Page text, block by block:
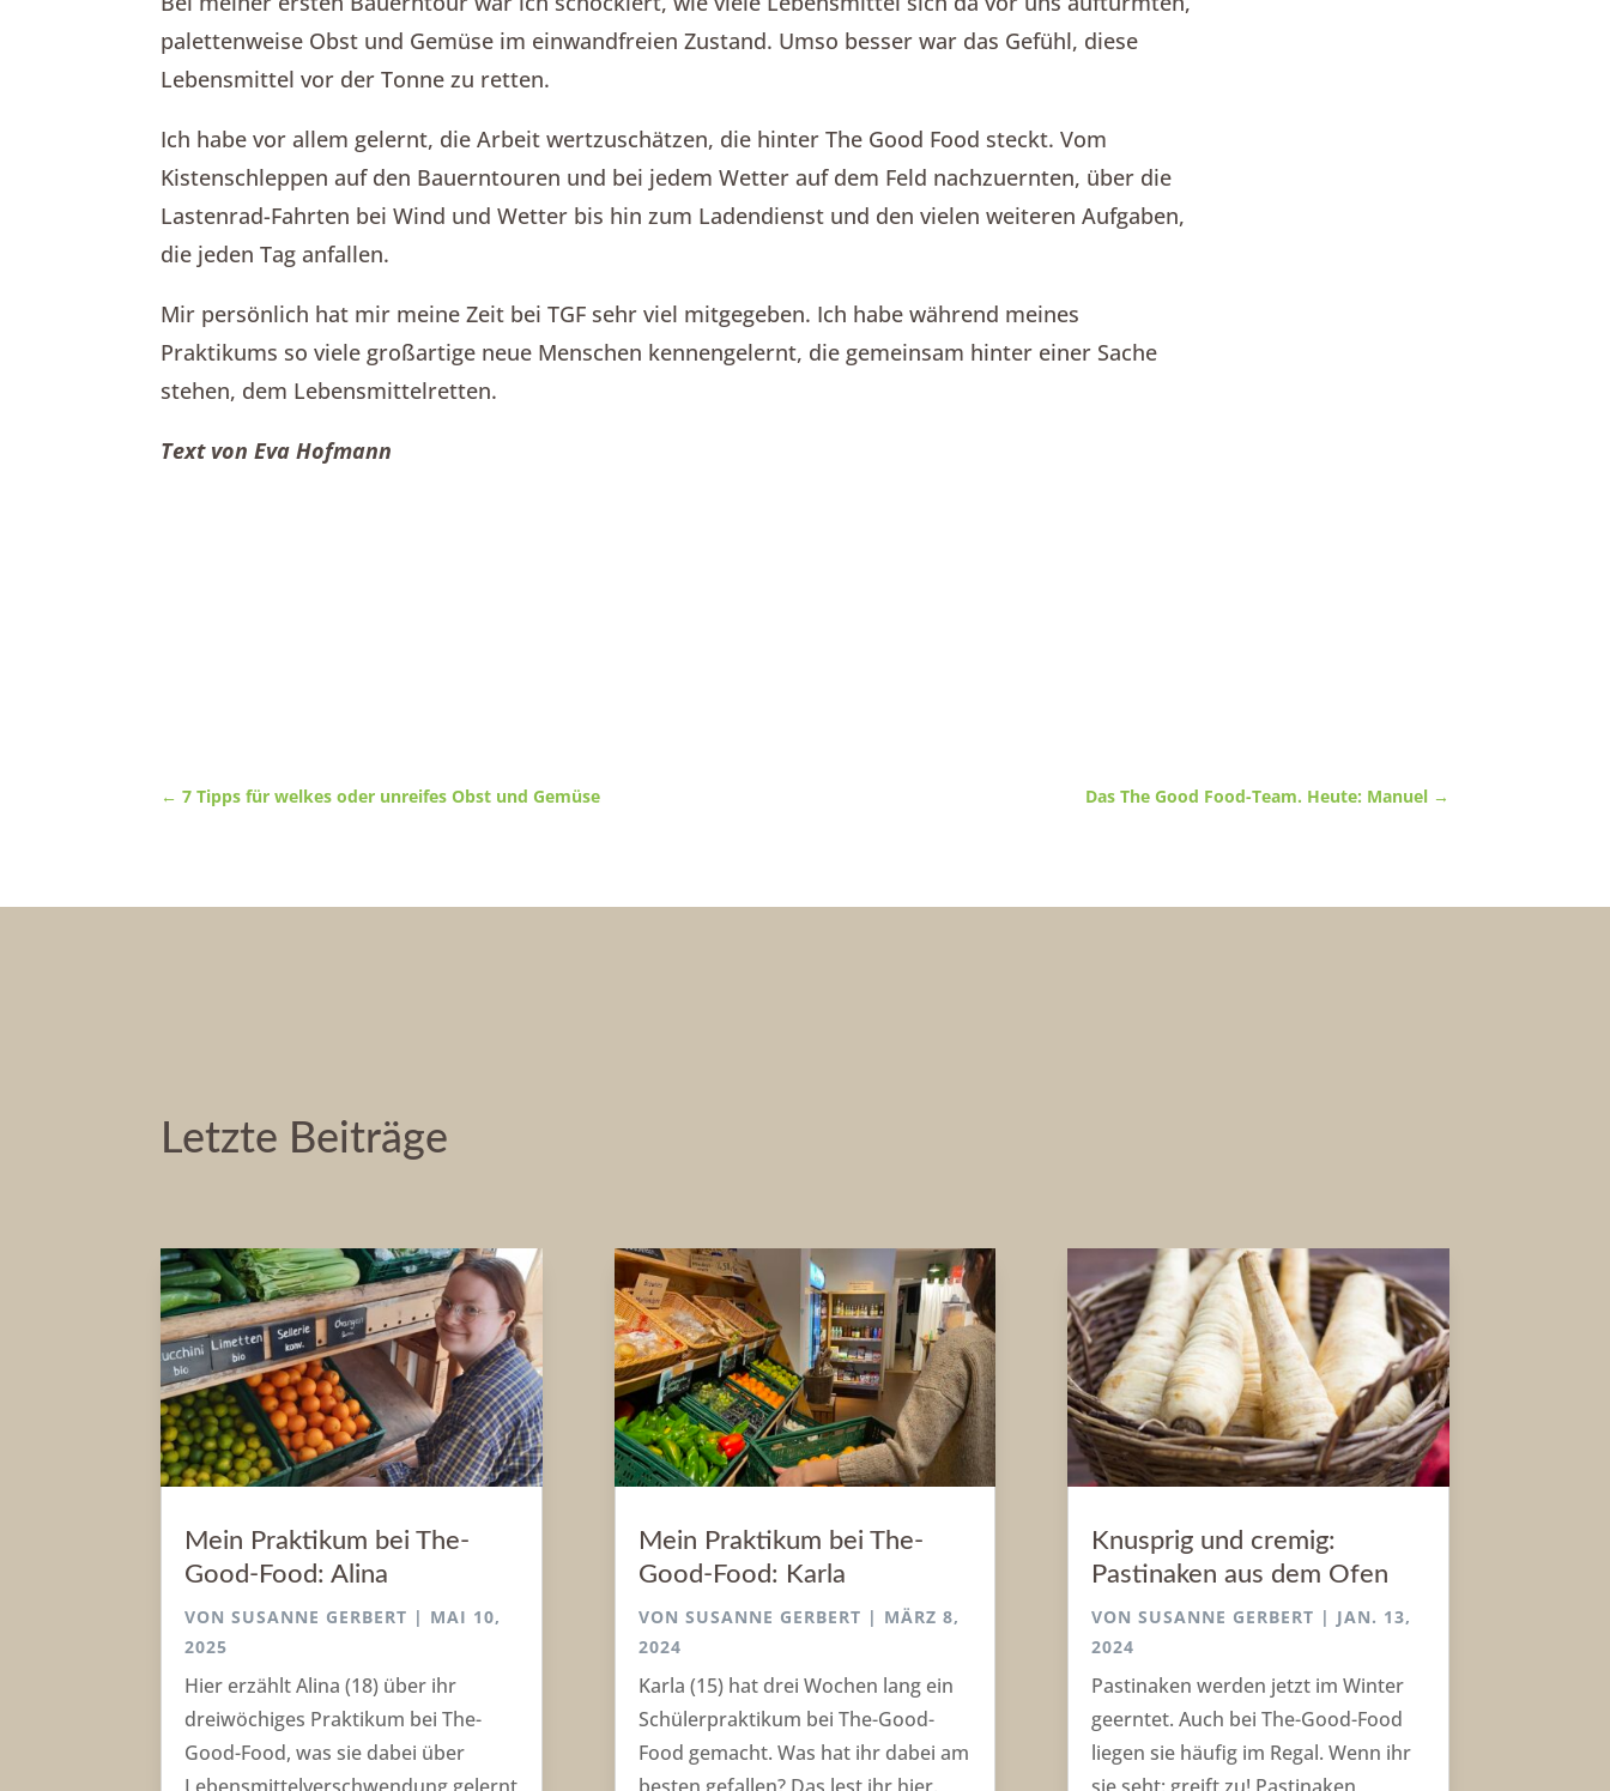
palettenweise Obst und Gemüse im einwandfreien Zustand. Umso besser war das Gefühl, diese
Lebensmittel vor der Tonne zu retten.
Ich habe vor allem gelernt, die Arbeit wertzuschätzen, die hinter The Good Food steckt. Vom
Kistenschleppen auf den Bauerntouren und bei jedem Wetter auf dem Feld nachzuernten, über die
Lastenrad-Fahrten bei Wind und Wetter bis hin zum Ladendienst und den vielen weiteren Aufgaben,
die jeden Tag anfallen.
Mir persönlich hat mir meine Zeit bei TGF sehr viel mitgegeben. Ich habe während meines
Praktikums so viele großartige neue Menschen kennengelernt, die gemeinsam hinter einer Sache
stehen, dem Lebensmittelretten.
Text von Eva Hofmann
←7 Tipps für welkes oder unreifes Obst und Gemüse Das The Good Food-Team. Heute: Manuel→
Letzte Beiträge
Mein Praktikum bei The-
Good-Food: Alina
VONSUSANNE GERBERT | MAI 10,
2025
Hier erzählt Alina (18) über ihr
dreiwöchiges Praktikum bei The-
Good-Food, was sie dabei über
Mein Praktikum bei The-
Good-Food: Karla
VON SUSANNE GERBERT | MÄRZ 8,
2024
Karla (15) hat drei Wochen lang ein
Schülerpraktikum bei The-Good-
Food gemacht. Was hat ihr dabei am
Knusprig und cremig:
Pastinaken aus dem Ofen
VON SUSANNE GERBERT | JAN. 13,
2024
Pastinaken werden jetzt im Winter
geerntet. Auch bei The-Good-Food
liegen sie häufig im Regal. Wenn ihr